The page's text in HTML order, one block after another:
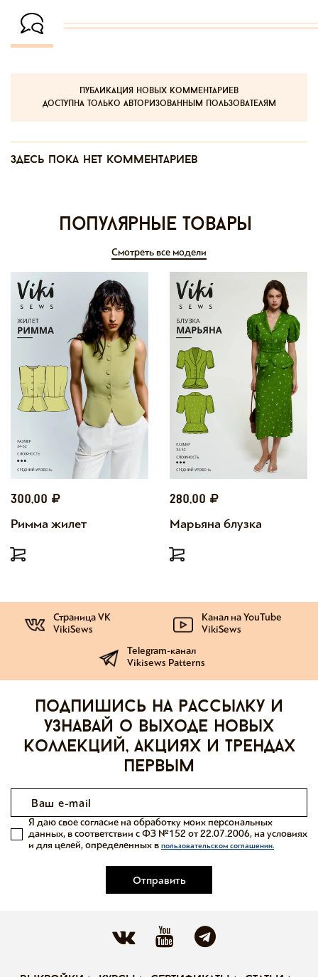
публикация новых комментариев
доступна только авторизованным пользователям
Здесь пока нет комментариев
Популярные товары
Смотреть все модели
300,00
Римма жилет
280,00
Марьяна блузка
Страница VK
VikiSews
Канал на YouTube
VikiSews
Telegram-канал
Vikisews Patterns
Подпишись на рассылку и
узнавай о выходе новых
коллекций, акциях и трендах
первым
Отправить
Я даю свое согласие на обработку моих персональных
данных, в соответствии с ФЗ №152 от 22.07.2006, на условиях
и для целей, определенных в пользовательском соглашении.